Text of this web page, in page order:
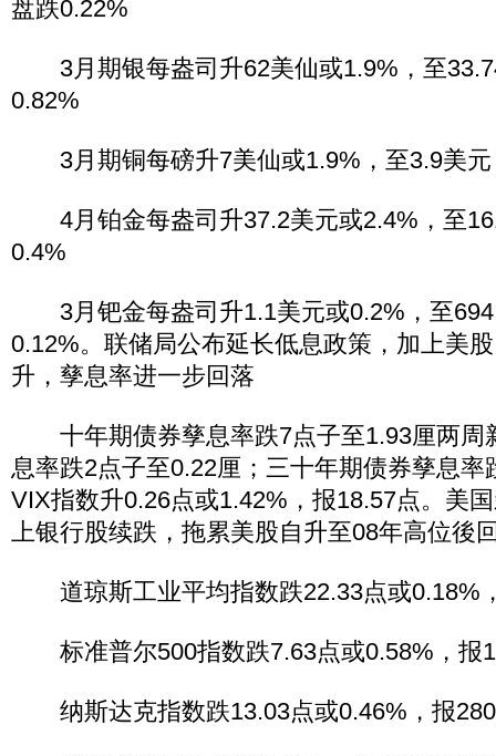
盘跌0.22%
3月期银每盎司升62美仙或1.9%，至
0.82%
3月期铜每磅升7美仙或1.9%，至3.9美元
4月铂金每盎司升37.2美元或2.4%，至
0.4%
3月钯金每盎司升1.1美元或0.2%，至
0.12%。联储局公布延长低息政策，加上美
升，孳息率进一步回落
十年期债券孳息率跌7点子至1.93厘两周
息率跌2点子至0.22厘；三十年期债券孳息率
VIX指数升0.26点或1.42%，报18.57点。美
上银行股续跌，拖累美股自升至08年高位後
道琼斯工业平均指数跌22.33点或0.18%
标准普尔500指数跌7.63点或0.58%，报
纳斯达克指数跌13.03点或0.46%，报